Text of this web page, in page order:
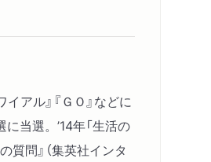
アル』『ＧＯ』などに
当選。’14年「生活の
問』（集英社インタ